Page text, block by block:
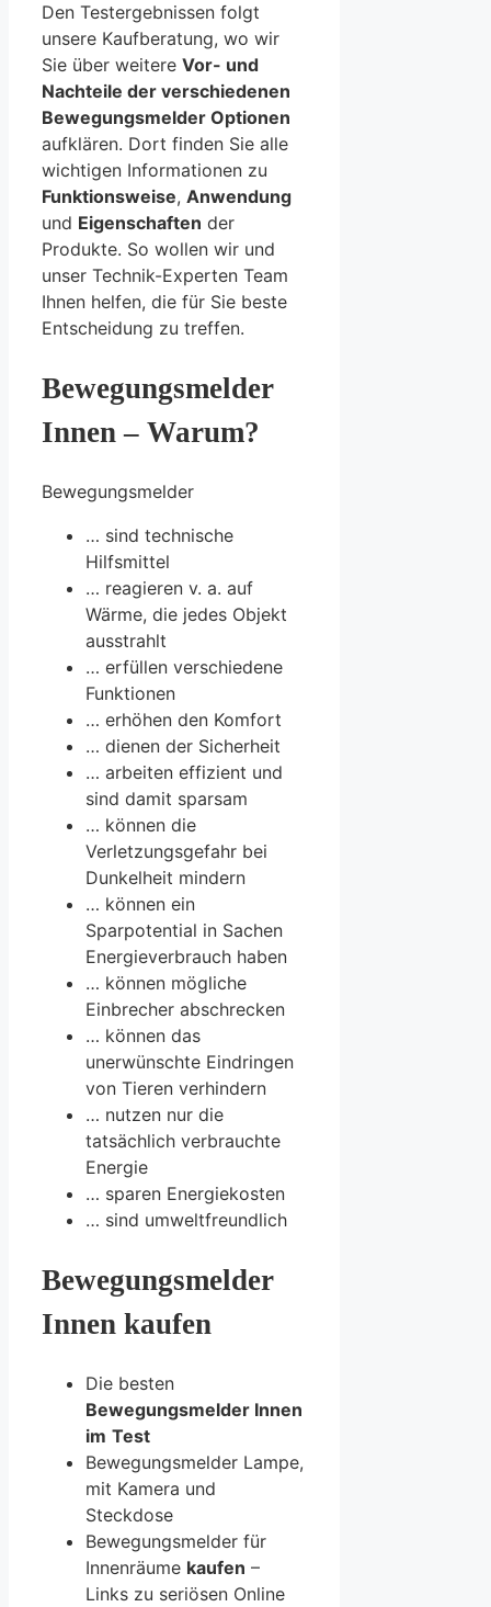
Den Testergebnissen folgt
unsere Kaufberatung, wo wir
Sie über weitere Vor- und
Nachteile der verschiedenen
Bewegungsmelder Optionen
aufklären. Dort finden Sie alle
wichtigen Informationen zu
Funktionsweise, Anwendung
und Eigenschaften der
Produkte. So wollen wir und
unser Technik-Experten Team
Ihnen helfen, die für Sie beste
Entscheidung zu treffen.
Bewegungsmelder
Innen – Warum?
Bewegungsmelder
… sind technische
Hilfsmittel
… reagieren v. a. auf
Wärme, die jedes Objekt
ausstrahlt
… erfüllen verschiedene
Funktionen
… erhöhen den Komfort
… dienen der Sicherheit
… arbeiten effizient und
sind damit sparsam
… können die
Verletzungsgefahr bei
Dunkelheit mindern
… können ein
Sparpotential in Sachen
Energieverbrauch haben
… können mögliche
Einbrecher abschrecken
… können das
unerwünschte Eindringen
von Tieren verhindern
… nutzen nur die
tatsächlich verbrauchte
Energie
… sparen Energiekosten
… sind umweltfreundlich
Bewegungsmelder
Innen kaufen
Die besten
Bewegungsmelder Innen
im Test
Bewegungsmelder Lampe,
mit Kamera und
Steckdose
Bewegungsmelder für
Innenräume kaufen –
Links zu seriösen Online